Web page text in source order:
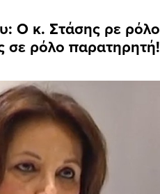
Ο κ. Στάσης ρε ρόλο
σε ρόλο παρατηρητή!